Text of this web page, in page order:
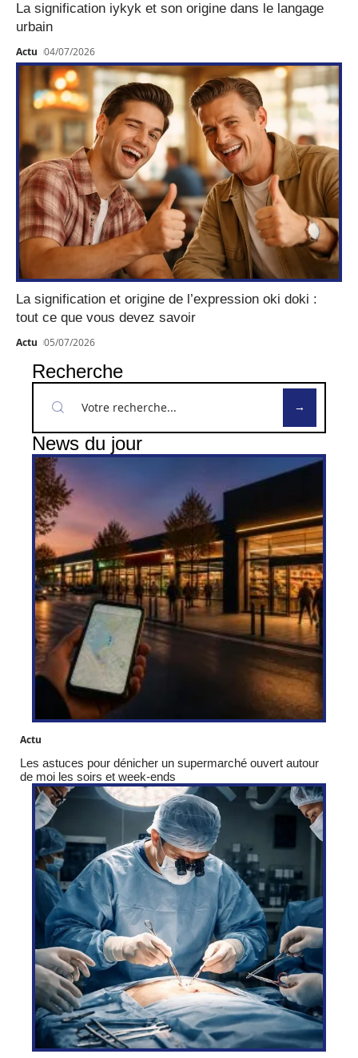
La signification iykyk et son origine dans le langage
urbain
Actu 04/07/2026
La signification et origine de l’expression oki doki :
tout ce que vous devez savoir
Actu 05/07/2026
Recherche
News du jour
Actu
Les astuces pour dénicher un supermarché ouvert autour
de moi les soirs et week-ends